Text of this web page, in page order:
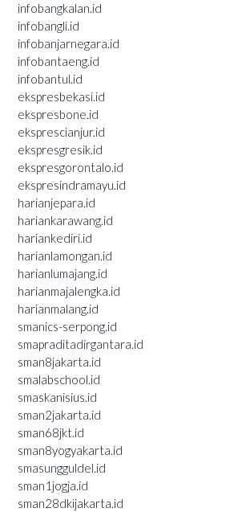
infobangkalan.id
infobangli.id
infobanjarnegara.id
infobantaeng.id
infobantul.id
ekspresbekasi.id
ekspresbone.id
eksprescianjur.id
ekspresgresik.id
ekspresgorontalo.id
ekspresindramayu.id
harianjepara.id
hariankarawang.id
hariankediri.id
harianlamongan.id
harianlumajang.id
harianmajalengka.id
harianmalang.id
smanics-serpong.id
smapraditadirgantara.id
sman8jakarta.id
smalabschool.id
smaskanisius.id
sman2jakarta.id
sman68jkt.id
sman8yogyakarta.id
smasungguldel.id
sman1jogja.id
sman28dkijakarta.id